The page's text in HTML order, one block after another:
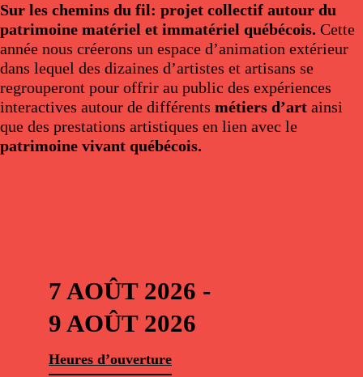
Sur les chemins du fil: projet collectif autour du
patrimoine matériel et immatériel québécois. Cette
année nous créerons un espace d’animation extérieur
dans lequel des dizaines d’artistes et artisans se
regrouperont pour offrir au public des expériences
interactives autour de différents métiers d’art ainsi
que des prestations artistiques en lien avec le
patrimoine vivant québécois.
7 AOÛT 2026 -
9 AOÛT 2026
Heures d’ouverture